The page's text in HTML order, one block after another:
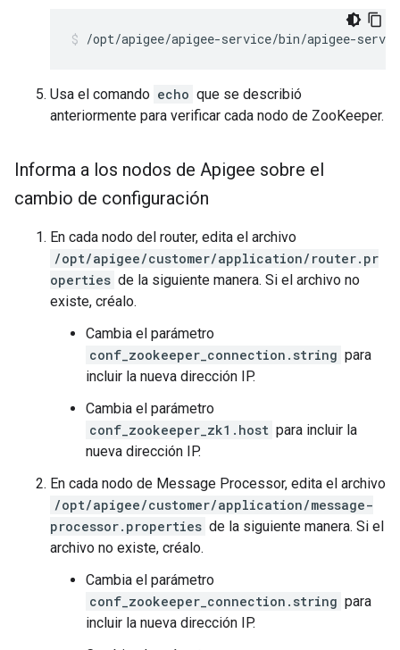
/opt/apigee/apigee-service/bin/apigee-
Usa el comando echo que se describió
anteriormente para verificar cada nodo de ZooKeeper.
Informa a los nodos de Apigee sobre el
cambio de configuración
En cada nodo del router, edita el archivo
/opt/apigee/customer/application/router.pr
operties de la siguiente manera. Si el archivo no
existe, créalo.
Cambia el parámetro
conf_zookeeper_connection.string para
incluir la nueva dirección IP.
Cambia el parámetro
conf_zookeeper_zk1.host para incluir la
nueva dirección IP.
En cada nodo de Message Processor, edita el archivo
/opt/apigee/customer/application/message-
processor.properties de la siguiente manera. Si el
archivo no existe, créalo.
Cambia el parámetro
conf_zookeeper_connection.string para
incluir la nueva dirección IP.